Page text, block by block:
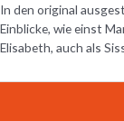
In den original
Einblicke, wie einst
Elisabeth, auch als